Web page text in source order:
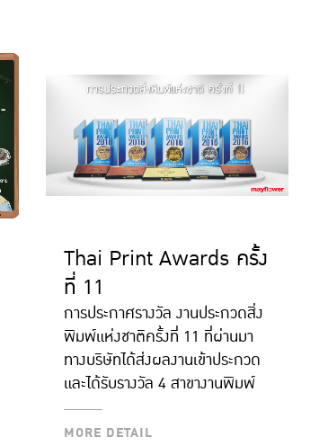
Thai Print Awards ครั้ง
ที่ 11
การประกาศรางวัล งานประกวดสิ่ง
พิมพ์แห่งชาติครั้งที่ 11 ที่ผ่านมา
ทางบริษัทได้ส่งผลงานเข้าประกวด
และได้รับรางวัล 4 สาขางานพิมพ์
MORE DETAIL
MORE DETAIL